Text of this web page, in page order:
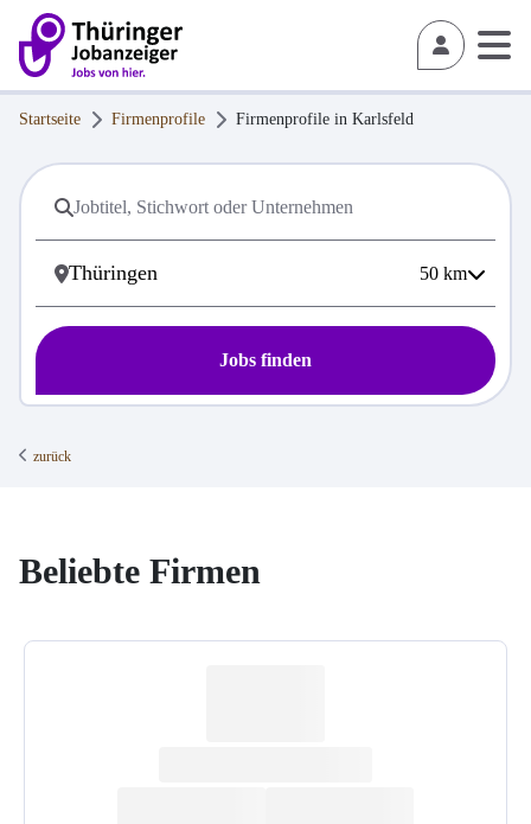
Startseite Firmenprofile Firmenprofile in Karlsfeld
50 km
Jobs finden
zurück
Beliebte Firmen